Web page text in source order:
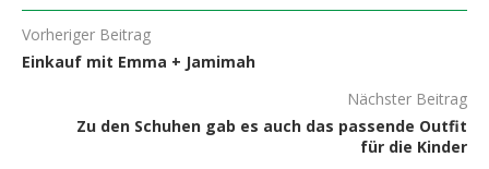
Vorheriger Beitrag
Einkauf mit Emma + Jamimah
Nächster Beitrag
Zu den Schuhen gab es auch das passende Outfit
für die Kinder